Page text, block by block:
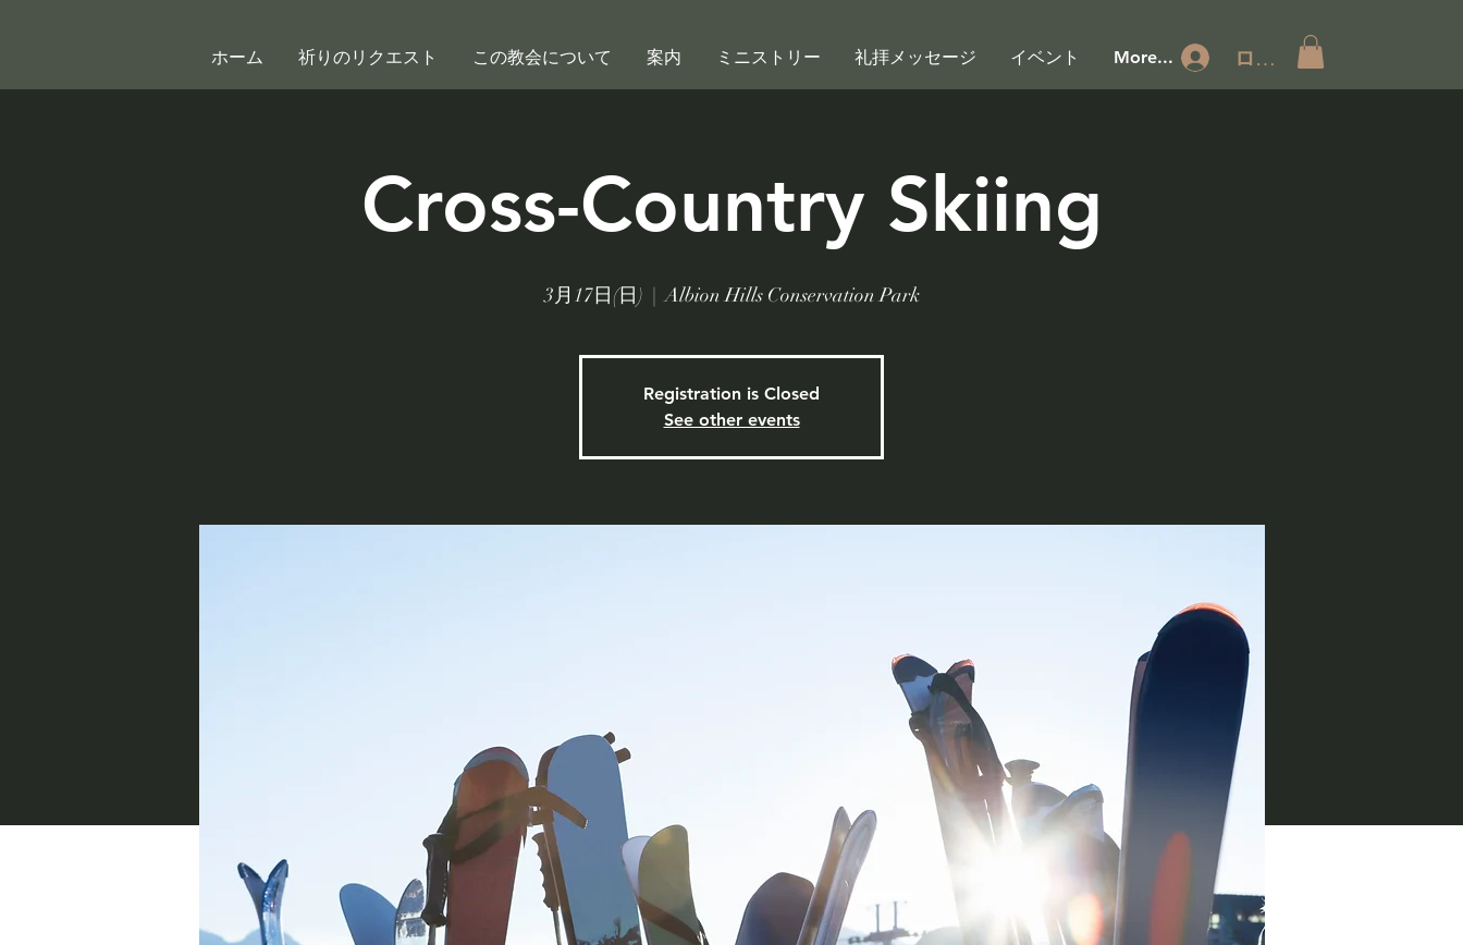
ホーム 祈りのリクエスト この教会について 案内 ミニストリー 礼拝メッセージ イベント More... ログイン
Cross-Country Skiing
3月17日(日)
  |
Albion Hills Conservation Park
Registration is Closed
See other events